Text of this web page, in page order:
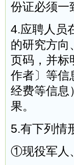
份证必须一
4.应聘人员
的研究方向
页码，并标
作者〕等信
经费等信息
果。
5.有下列情
①现役军人